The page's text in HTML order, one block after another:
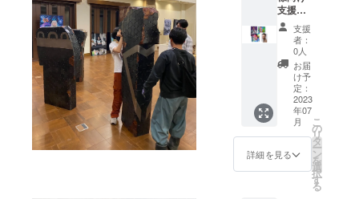
支援も
可能で
す。※法
人のご
支援も
可能で
す。※支
援時の
質問項
目への
きませ
ん。※支
※本プロ
ジェク
トへの
ご支援
は、寄
附控除
の対象
にはな
りませ
ん。※詳
ページ
概要末
vol.HA
RT
project
ず注意
事項を
ご確認
の上ご
支援く
ださ
い。 ※T
シャツ
はメー
ルにて
データ
納品致
しま
す。 ま
た、ご
希望者
には本
物の
シール
にして
支援
コース
D】デジ
タル絵
画作品
制作
(データ
納品) デ
ジタル
ソフト
を用い
て、ご
依頼に
支援
者：
0人
お届
け予
定：
2023
年07
月
詳細を見る
こ
の
リ
タ
ー
ン
を
選
択
す
る